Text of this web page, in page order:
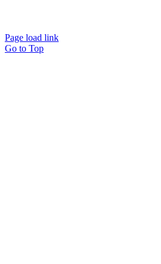
Page load link
Go to Top